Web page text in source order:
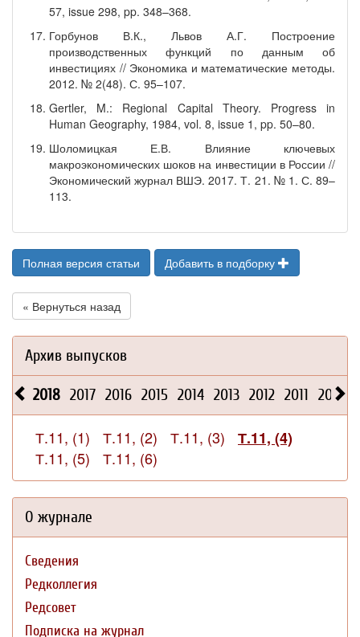
57, issue 298, pp. 348–368.
Горбунов В.К., Львов А.Г. Построение
производственных функций по данным об
инвестициях // Экономика и математические методы.
2012. № 2(48). С. 95–107.
Gertler, M.: Regional Capital Theory. Progress in
Human Geography, 1984, vol. 8, issue 1, pp. 50–80.
Шоломицкая Е.В. Влияние ключевых
макроэкономических шоков на инвестиции в России //
Экономический журнал ВШЭ. 2017. Т. 21. № 1. С. 89–
113.
Полная версия статьи Добавить в подборку
« Вернуться назад
Архив выпусков
2018 2017 2016 2015 2014 2013 2012 2011 2010
Т.11, (1) Т.11, (2) Т.11, (3)
Т.11, (4)
Т.11, (5)
Т.11, (6)
О журнале
Сведения
Редколлегия
Редсовет
Подписка на журнал